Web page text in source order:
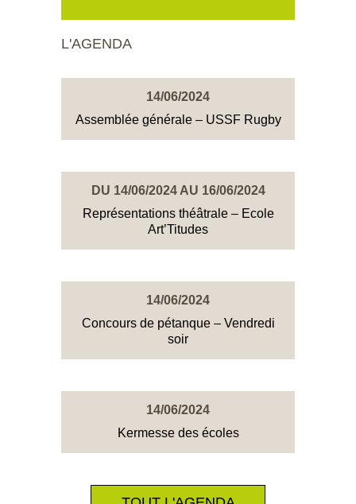
L'AGENDA
14/06/2024
Assemblée générale – USSF Rugby
DU 14/06/2024 AU 16/06/2024
Représentations théâtrale – Ecole
Art’Titudes
14/06/2024
Concours de pétanque – Vendredi
soir
14/06/2024
Kermesse des écoles